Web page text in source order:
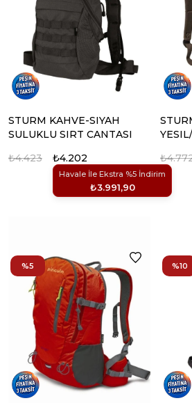
STURM KAHVE-SIYAH
SULUKLU SIRT CANTASI
₺4.202
Havale İle Ekstra %5 İndirim
₺3.991,90
₺4.423
%5 %10